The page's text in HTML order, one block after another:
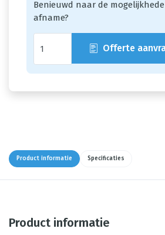
Benieuwd naar de
afname?
Offerte
Product informatie Specificaties
Product informatie